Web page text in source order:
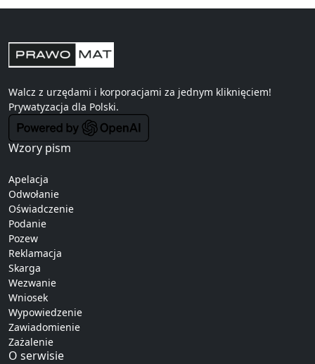
Walcz z urzędami i korporacjami za jednym kliknięciem!
Prywatyzacja dla Polski.
Wzory pism
Apelacja
Odwołanie
Oświadczenie
Podanie
Pozew
Reklamacja
Skarga
Wezwanie
Wniosek
Wypowiedzenie
Zawiadomienie
Zażalenie
O serwisie